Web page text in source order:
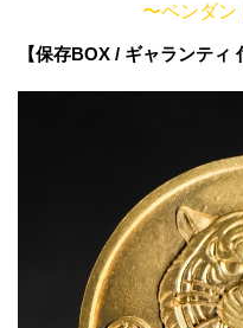
〜ペンダン
【保存BOX / ギャランティ